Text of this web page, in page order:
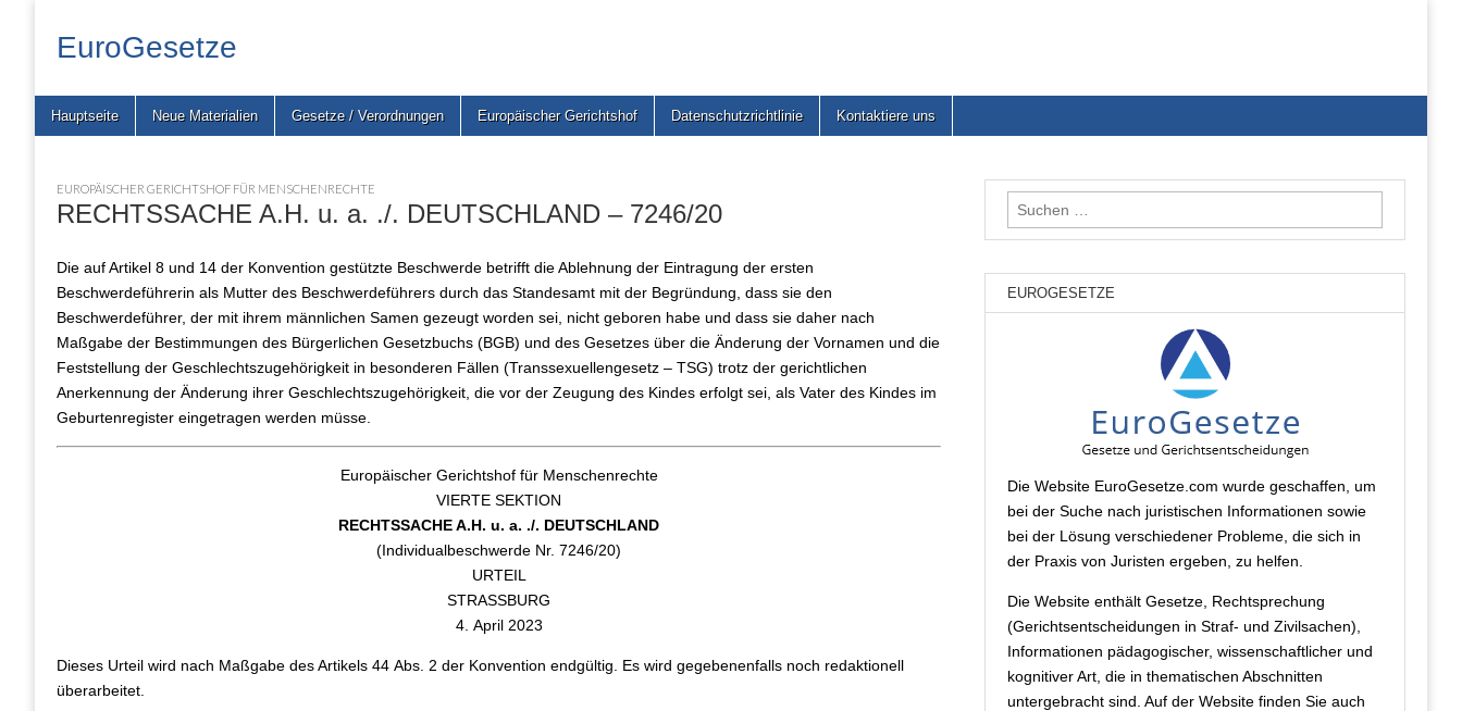
EuroGesetze
Main
menu
Skip
Hauptseite Neue Materialien Gesetze / Verordnungen Europäischer Gerichtshof Datenschutzrichtlinie Kontaktiere uns
EUROPÄISCHER GERICHTSHOF FÜR MENSCHENRECHTE
RECHTSSACHE A.H. u. a. ./. DEUTSCHLAND – 7246/20
Die auf Artikel 8 und 14 der Konvention gestützte Beschwerde betrifft die Ablehnung der Eintragung der ersten
Beschwerdeführerin als Mutter des Beschwerdeführers durch das Standesamt mit der Begründung, dass sie den
Beschwerdeführer, der mit ihrem männlichen Samen gezeugt worden sei, nicht geboren habe und dass sie daher nach
Maßgabe der Bestimmungen des Bürgerlichen Gesetzbuchs (BGB) und des Gesetzes über die Änderung der Vornamen und die
Feststellung der Geschlechtszugehörigkeit in besonderen Fällen (Transsexuellengesetz – TSG) trotz der gerichtlichen
Anerkennung der Änderung ihrer Geschlechtszugehörigkeit, die vor der Zeugung des Kindes erfolgt sei, als Vater des Kindes im
Geburtenregister eingetragen werden müsse.
Europäischer Gerichtshof für Menschenrechte
VIERTE SEKTION
RECHTSSACHE A.H. u. a. ./. DEUTSCHLAND
(Individualbeschwerde Nr. 7246/20)
URTEIL
STRASSBURG
4. April 2023
Dieses Urteil wird nach Maßgabe des Artikels 44 Abs. 2 der Konvention endgültig. Es wird gegebenenfalls noch redaktionell
überarbeitet.
Suchen
nach:
EUROGESETZE
Die Website EuroGesetze.com wurde geschaffen, um
bei der Suche nach juristischen Informationen sowie
bei der Lösung verschiedener Probleme, die sich in
der Praxis von Juristen ergeben, zu helfen.
Die Website enthält Gesetze, Rechtsprechung
(Gerichtsentscheidungen in Straf- und Zivilsachen),
Informationen pädagogischer, wissenschaftlicher und
kognitiver Art, die in thematischen Abschnitten
untergebracht sind. Auf der Website finden Sie auch